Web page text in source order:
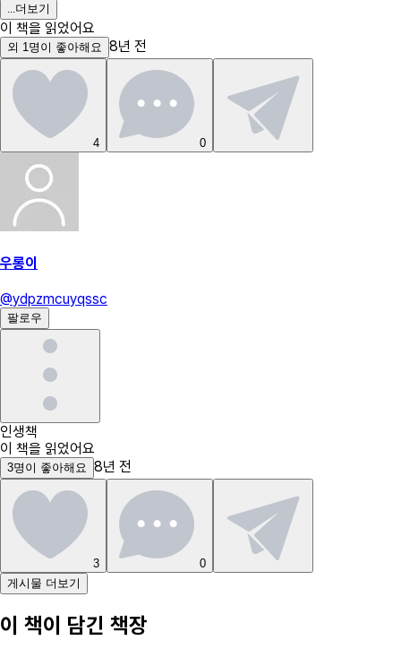
...더보기
이 책을 읽었어요
외 1명 이 좋아해요 8년 전
4 0
우롱이
@ydpzmcuyqssc
팔로우
인생책
이 책을 읽었어요
3명 이 좋아해요 8년 전
3
0
게시물 더보기
이 책이 담긴 책장